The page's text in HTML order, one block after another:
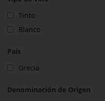
Tinto
Blanco
Pais
Grecia
Denominación de Origen